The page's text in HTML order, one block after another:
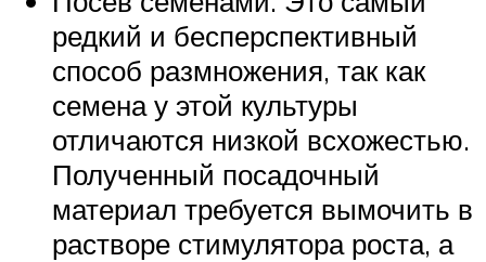
редкий и бесперспективный
способ размножения, так как
семена у этой культуры
отличаются низкой всхожестью.
Полученный посадочный
материал требуется вымочить в
растворе стимулятора роста, а